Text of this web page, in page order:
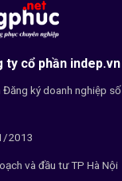
ty cổ phần indep.vn
Đăng ký doanh nghiệp số
2013
và đầu tư TP Hà Nội